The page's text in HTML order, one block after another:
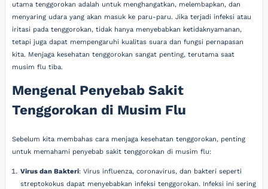
utama tenggorokan adalah untuk menghangatkan, melembapkan, dan
menyaring udara yang akan masuk ke paru-paru. Jika terjadi infeksi atau
iritasi pada tenggorokan, tidak hanya menyebabkan ketidaknyamanan,
tetapi juga dapat mempengaruhi kualitas suara dan fungsi pernapasan
kita. Menjaga kesehatan tenggorokan sangat penting, terutama saat
musim flu tiba.
Mengenal Penyebab Sakit
Tenggorokan di Musim Flu
Sebelum kita membahas cara menjaga kesehatan tenggorokan, penting
untuk memahami penyebab sakit tenggorokan di musim flu:
Virus dan Bakteri: Virus influenza, coronavirus, dan bakteri seperti
streptokokus dapat menyebabkan infeksi tenggorokan. Infeksi ini sering